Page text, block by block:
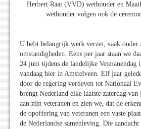
Herbert Raat (VVD) wethouder en
wethouder volgen ook de
U hebt belangrijk werk verzet, vaak onder
omstandigheden. Eens per jaar staan we
24 juni tijdens de landelijke Veteranendag
vandaag hier in Amstelveen. Elf jaar
door de regering verheven tot Nationaal
brengt Nederland elke laatste zaterdag van
aan zijn veteranen en zien we, dat de
de opoffering van veteranen een vaste
de Nederlandse samenleving. Die